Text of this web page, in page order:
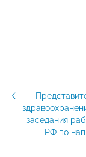
заседания
РФ по